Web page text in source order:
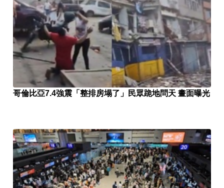
哥倫比亞7.4強震「整排房塌了」民眾跪地問天 畫面曝光